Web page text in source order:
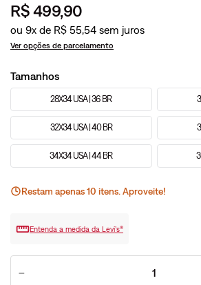
R$499,90
ou 9x de R$ 55,54
Ver opções de parcelamento
Tamanhos
28X34 USA | 36 BR
32X34 USA | 40 BR
34X34 USA | 44 BR
Restam apenas10 itens. Aproveite!
Entenda a medida da Levi’s®
－